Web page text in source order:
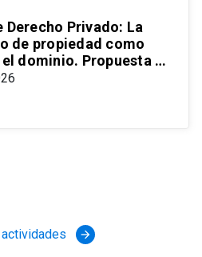
Derecho Privado: La
de propiedad como
dominio. Propuesta de
civil
arrow_forward